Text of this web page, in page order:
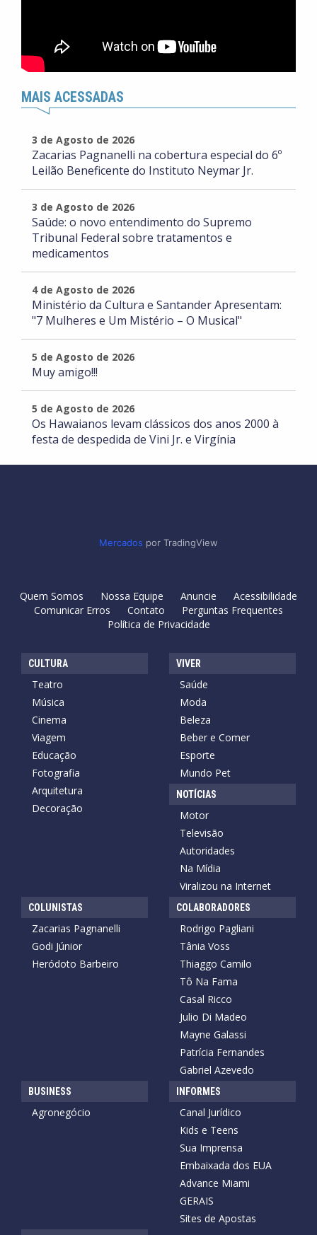
MAIS ACESSADAS
3 de Agosto de 2026
Zacarias Pagnanelli na cobertura especial do 6º
Leilão Beneficente do Instituto Neymar Jr.
3 de Agosto de 2026
Saúde: o novo entendimento do Supremo
Tribunal Federal sobre tratamentos e
medicamentos
4 de Agosto de 2026
Ministério da Cultura e Santander Apresentam:
"7 Mulheres e Um Mistério – O Musical"
5 de Agosto de 2026
Muy amigo!!!
5 de Agosto de 2026
Os Hawaianos levam clássicos dos anos 2000 à
festa de despedida de Vini Jr. e Virgínia
Mercados por TradingView
Quem Somos Nossa Equipe Anuncie
Acessibilidade
Comunicar Erros
Contato
Perguntas Frequentes
Política de Privacidade
CULTURA
Teatro
Música
Cinema
Viagem
Educação
Fotografia
Arquitetura
Decoração
VIVER
Saúde
Moda
Beleza
Beber e Comer
Esporte
Mundo Pet
NOTÍCIAS
Motor
Televisão
Autoridades
Na Mídia
Viralizou na Internet
COLUNISTAS
Zacarias Pagnanelli
Godi Júnior
Heródoto Barbeiro
COLABORADORES
Rodrigo Pagliani
Tânia Voss
Thiaggo Camilo
Tô Na Fama
Casal Ricco
Julio Di Madeo
Mayne Galassi
Patrícia Fernandes
Gabriel Azevedo
BUSINESS
Agronegócio
INFORMES
Canal Jurídico
Kids e Teens
Sua Imprensa
Embaixada dos EUA
Advance Miami
GERAIS
Sites de Apostas